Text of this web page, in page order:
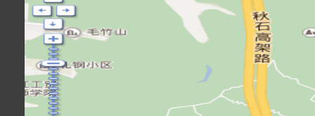
杭州上海世外中学
校址：浙江省杭州市拱墅区半山街道牧歌
路66号
邮编：310000
电话：0571-87382801
邮箱：hzwfls@wfl.sh.edu.cn